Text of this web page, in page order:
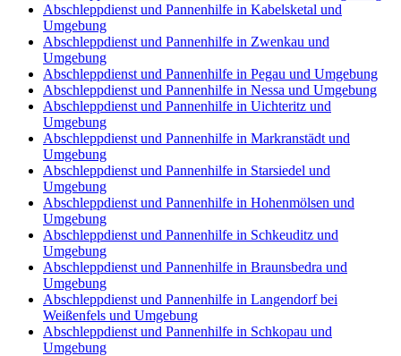
Abschleppdienst und Pannenhilfe in Kabelsketal und
Umgebung
Abschleppdienst und Pannenhilfe in Zwenkau und
Umgebung
Abschleppdienst und Pannenhilfe in Pegau und Umgebung
Abschleppdienst und Pannenhilfe in Nessa und Umgebung
Abschleppdienst und Pannenhilfe in Uichteritz und
Umgebung
Abschleppdienst und Pannenhilfe in Markranstädt und
Umgebung
Abschleppdienst und Pannenhilfe in Starsiedel und
Umgebung
Abschleppdienst und Pannenhilfe in Hohenmölsen und
Umgebung
Abschleppdienst und Pannenhilfe in Schkeuditz und
Umgebung
Abschleppdienst und Pannenhilfe in Braunsbedra und
Umgebung
Abschleppdienst und Pannenhilfe in Langendorf bei
Weißenfels und Umgebung
Abschleppdienst und Pannenhilfe in Schkopau und
Umgebung